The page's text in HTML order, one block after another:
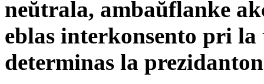
neŭtrala, ambaŭflanke
eblas interkonsento pri
determinas la